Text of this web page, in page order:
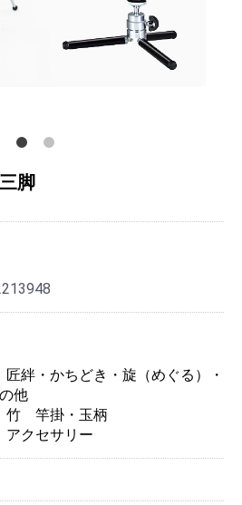
脚
匠絆・かちどき・旋（めぐる）・
他
竹 竿掛・玉柄
アクセサリー